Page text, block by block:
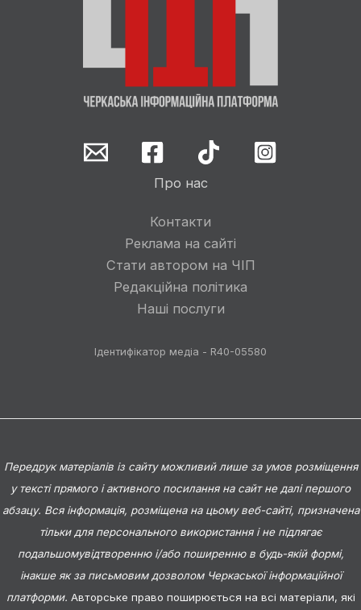
Про нас
Контакти
Реклама на сайті
Стати автором на ЧІП
Редакційна політика
Наші послуги
Ідентифікатор медіа - R40-05580
Передрук матеріалів із сайту можливий лише за умов розміщення
у тексті прямого і активного посилання на сайт не далі першого
абзацу. Вся інформація, розміщена на цьому веб-сайті, призначена
тільки для персонального використання і не підлягає
подальшомувідтворенню і/або поширенню в будь-якій формі,
інакше як за письмовим дозволом Черкаської інформаційної
платформи. Авторське право поширюється на всі матеріали, які